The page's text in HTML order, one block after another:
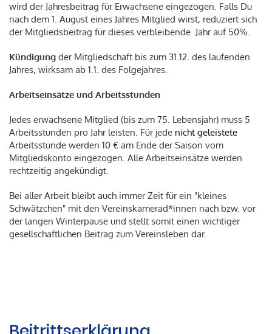
wird der Jahresbeitrag für Erwachsene eingezogen. Falls Du
nach dem 1. August eines Jahres Mitglied wirst, reduziert sich
der Mitgliedsbeitrag für dieses verbleibende Jahr auf 50%.
Kündigung der Mitgliedschaft bis zum 31.12. des laufenden
Jahres, wirksam ab 1.1. des Folgejahres.
Arbeitseinsätze und Arbeitsstunden
Jedes erwachsene Mitglied (bis zum 75. Lebensjahr) muss 5
Arbeitsstunden pro Jahr leisten. Für jede nicht geleistete
Arbeitsstunde werden 10 € am Ende der Saison vom
Mitgliedskonto eingezogen. Alle Arbeitseinsätze werden
rechtzeitig angekündigt.
Bei aller Arbeit bleibt auch immer Zeit für ein "kleines
Schwätzchen" mit den Vereinskamerad*innen nach bzw. vor
der langen Winterpause und stellt somit einen wichtiger
gesellschaftlichen Beitrag zum Vereinsleben dar.